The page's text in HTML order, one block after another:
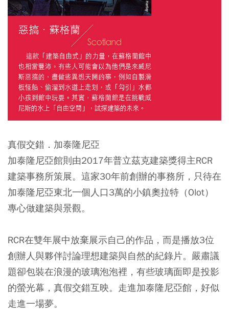
真假交錯．加泰隆尼亞
加泰隆尼亞館則由2017年普立茲克建築獎得主RCR
建築事務所策展。這家30年前創辦的事務所，只待在
加泰隆尼亞東北一個人口3萬的小鎮奧拉特（Olot）
專心做建築與景觀。
RCR在雙年展中放棄展示自己的作品，而是播放3位
創辦人與夥伴討論理想建築與自然的紀錄片。嚴肅議
題卻包裝在浪漫的玻璃泡泡裡，有些玻璃面即是投影
的螢光幕，真假交錯互映。走進加泰隆尼亞館，好似
走進一場夢。